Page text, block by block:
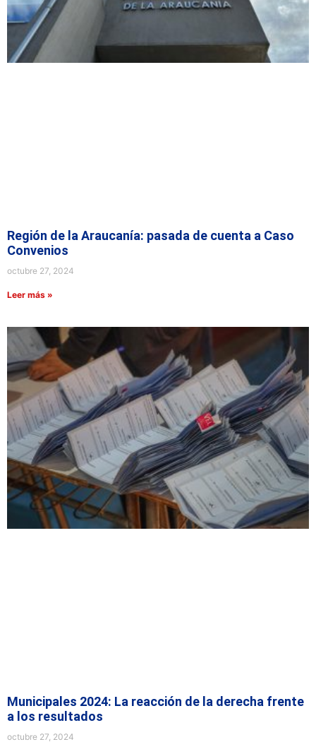
Región de la Araucanía: pasada de cuenta a Caso
Convenios
octubre 27, 2024
Leer más »
Municipales 2024: La reacción de la derecha frente
a los resultados
octubre 27, 2024